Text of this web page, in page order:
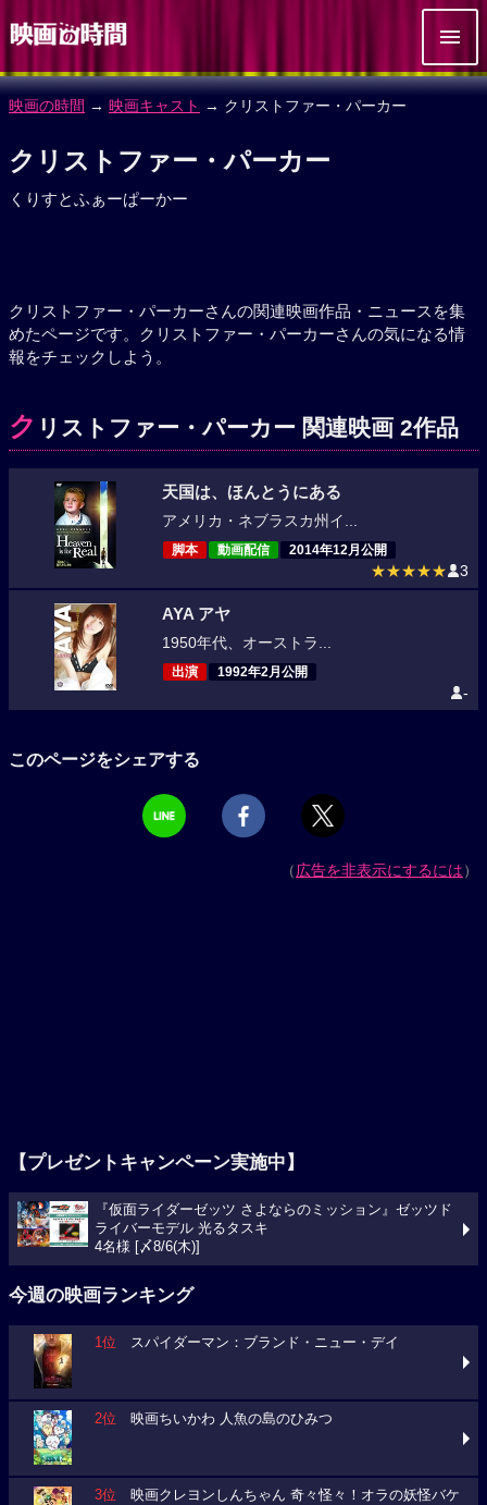
映画の時間 → 映画キャスト → クリストファー・パーカー
クリストファー・パーカー
くりすとふぁーぱーかー
クリストファー・パーカーさんの関連映画作品・ニュースを集
めたページです。クリストファー・パーカーさんの気になる情
報をチェックしよう。
ク リストファー・パーカー 関連映画 2作品
天国は、ほんとうにある
アメリカ・ネブラスカ州イ...
脚本 動画配信 2014年12月公開
★★★★★ 3
AYA アヤ
1950年代、オーストラ...
出演 1992年2月公開
-
このページをシェアする
（広告を非表示にするには）
【プレゼントキャンペーン実施中】
『仮面ライダーゼッツ さよならのミッション』ゼッツド
ライバーモデル 光るタスキ
4名様 [〆8/6(木)]
今週の映画ランキング
1位 スパイダーマン：ブランド・ニュー・デイ
2位 映画ちいかわ 人魚の島のひみつ
3位 映画クレヨンしんちゃん 奇々怪々！オラの妖怪バケ